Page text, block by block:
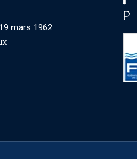
mars 1962